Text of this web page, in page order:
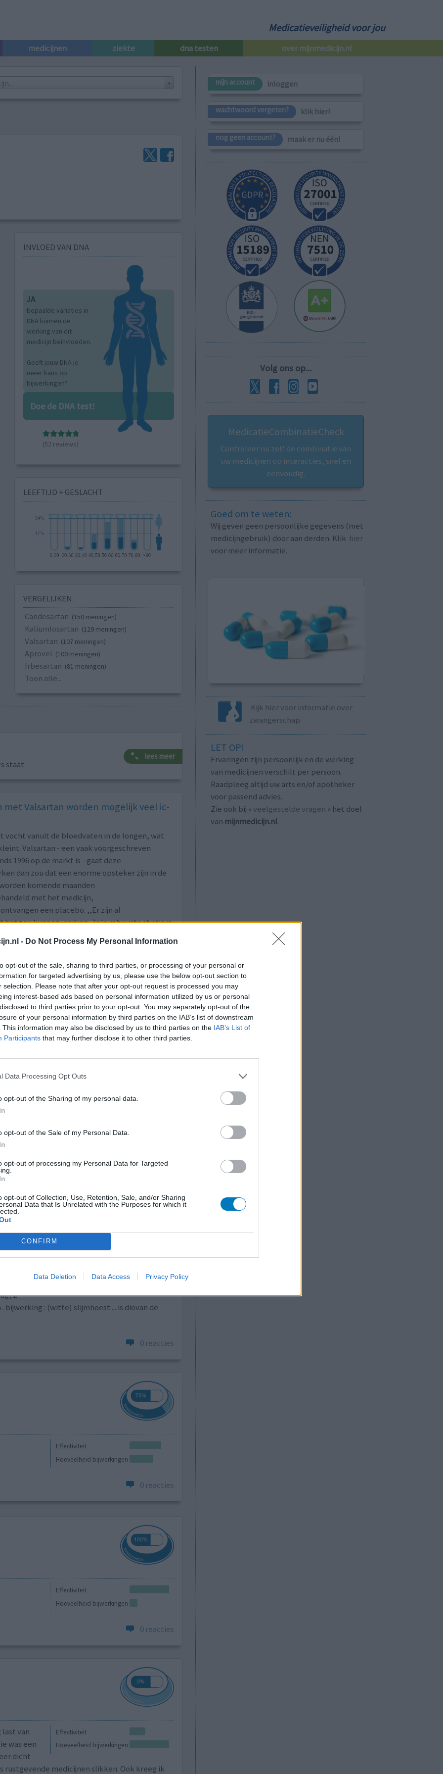
- Do Not Process My Personal Information
opt-out of the sale, sharing to third parties, or processing of your personal or
for targeted advertising by us, please use the below opt-out section to
selection. Please note that after your opt-out request is processed you may
interest-based ads based on personal information utilized by us or personal
to third parties prior to your opt-out. You may separately opt-out of the
of your personal information by third parties on the IAB’s list of downstream
This information may also be disclosed by us to third parties on the IAB’s List of
Participants that may further disclose it to other third parties.
Data Processing Opt Outs
opt-out of the Sharing of my personal data.
opt-out of the Sale of my Personal Data.
opt-out of processing my Personal Data for Targeted
opt-out of Collection, Use, Retention, Sale, and/or Sharing
Data that Is Unrelated with the Purposes for which it
CONFIRM
Data Deletion Data Access Privacy Policy
Medicatieveiligheid voor jou
medicijnen ziekte dna testen over mijnmedicijn.nl
INVLOED VAN DNA
JA
bepaalde variaties in
DNA kunnen de
werking van dit
medicijn beïnvloeden.
Geeft jouw DNA je
meer kans op
bijwerkingen?
Doe de DNA test!
(52 reviews)
LEEFTIJD + GESLACHT
VERGELIJKEN
Candesartan (150 meningen)
Kaliumlosartan (129 meningen)
Valsartan (107 meningen)
Aprovel (100 meningen)
Irbesartan (81 meningen)
Toon alle...
staat
lees meer
Valsartan worden mogelijk veel ic-
vanuit de bloedvaten in de longen, wat
Valsartan - een vaak voorgeschreven
1996 op de markt is - gaat deze
dan zou dat een enorme opsteker zijn in de
komende maanden
met het medicijn,
een placebo. ,,Er zijn al
zou kunnen werken. Zo’n robuuste studie is
werkt’’, betoogt de cardioloog.
hart- en vaatziekten. Naast factoren als
groot deel bepaald door erfelijke aanleg. Er
te verlagen. Vaak krijg je meer dan één
hebt minder kans op bijwerkingen. Maar
met hypertensie de bloeddruk met geschikte
als een hulpmiddel worden ingezet om tot een
Effectiviteit
mg heb
2
bijwerking : (witte) slijmhoest ... is diovan de
0 reacties
Effectiviteit
Hoeveelheid bijwerkingen
0 reacties
Effectiviteit
Hoeveelheid bijwerkingen
0 reacties
Effectiviteit
Hoeveelheid bijwerkingen
last van
was een
dicht
medicijnen slikken. Ook kreeg ik
mijn account inloggen
wachtwoord vergeten? klik hier!
nog geen account? maak er nu één!
Volg ons op...
MedicatieCombinatieCheck
Controleer nu zelf de combinatie van
uw medicijnen op interacties, snel en
eenvoudig.
Goed om te weten:
Wij geven geen persoonlijke gegevens (met
medicijngebruik) door aan derden. Klik hier
voor meer informatie.
Kijk hier voor informatie over
zwangerschap.
LET OP!
Ervaringen zijn persoonlijk en de werking
van medicijnen verschilt per persoon.
Raadpleeg altijd uw arts en/of apotheker
voor passend advies.
Zie ook bij « veelgestelde vragen » het doel
van mijnmedicijn.nl.